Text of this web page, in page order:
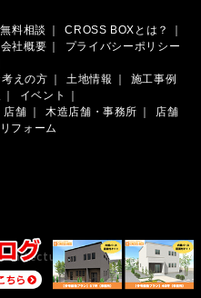
無料相談 CROSS BOXとは？
会社概要
プライバシーポリシー
えの方
土地情報
施工事例
イベント
店舗 木造店舗・事務所
店舗
リフォーム
Co., Ltd. All Rights